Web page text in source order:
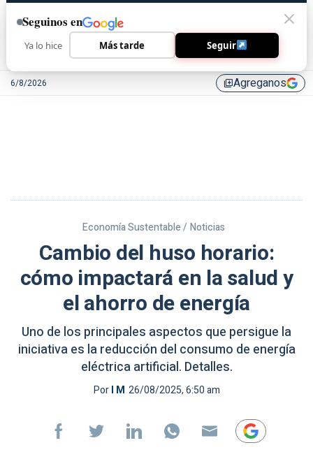
6/8/2026 library_addAgreganos
Economía Sustentable / Noticias
Cambio del huso horario:
cómo impactará en la salud y
el ahorro de energía
Uno de los principales aspectos que persigue la
iniciativa es la reducción del consumo de energía
eléctrica artificial. Detalles.
PorI M 26/08/2025, 6:50 am
Seguinos en
Ya lo hice Más tarde Seguir